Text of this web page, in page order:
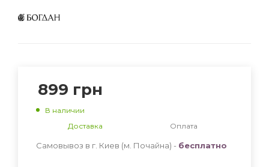
899 грн
В наличии
Доставка
Оплата
Самовывоз в г. Киев (м. Почайна) - бесплатно